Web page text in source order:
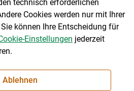
|Barrierefreiheit|
technisch erforderlichen
Cookies werden nur mit Ihrer
können Ihre Entscheidung für
Einstellungen jederzeit
Ablehnen